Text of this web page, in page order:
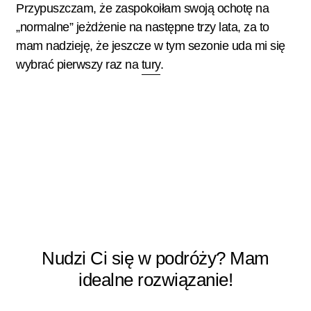
Przypuszczam, że zaspokoiłam swoją ochotę na
„normalne” jeżdżenie na następne trzy lata, za to
mam nadzieję, że jeszcze w tym sezonie uda mi się
wybrać pierwszy raz na tury.
Nudzi Ci się w podróży? Mam
idealne rozwiązanie!